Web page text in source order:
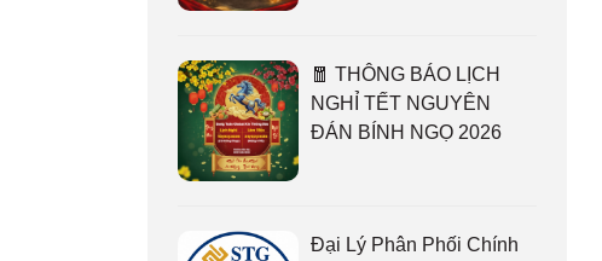
🧧 THÔNG BÁO LỊCH
NGHỈ TẾT NGUYÊN
ĐÁN BÍNH NGỌ 2026
Đại Lý Phân Phối Chính